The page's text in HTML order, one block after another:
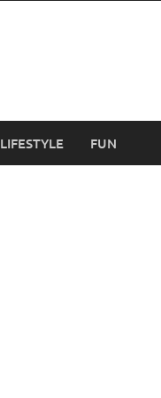
LIFESTYLE FUN